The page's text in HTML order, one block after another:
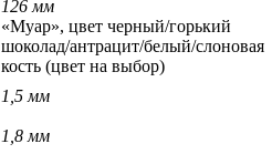
126 мм
«Муар», цвет черный/горький
шоколад/антрацит/белый/слоновая
кость (цвет на выбор)
1,5 мм
1,8 мм